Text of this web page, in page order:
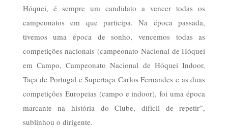
Hóquei, é sempre um candidato a vencer todas os
campeonatos em que participa. Na época passada,
tivemos uma época de sonho, vencemos todas as
competições nacionais (campeonato Nacional de Hóquei
em Campo, Campeonato Nacional de Hóquei Indoor,
Taça de Portugal e Supertaça Carlos Fernandes e as duas
competições Europeias (campo e indoor), foi uma época
marcante na história do Clube, difícil de repetir”,
sublinhou o dirigente.